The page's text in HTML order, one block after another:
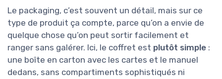
Le packaging, c’est souvent un détail, mais sur ce
type de produit ça compte, parce qu’on a envie de
quelque chose qu’on peut sortir facilement et
ranger sans galérer. Ici, le coffret est plutôt simple :
une boîte en carton avec les cartes et le manuel
dedans, sans compartiments sophistiqués ni